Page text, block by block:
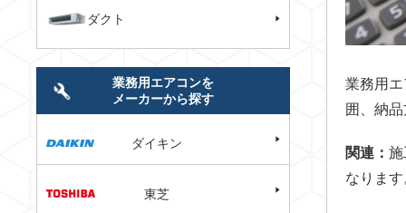
業務用
囲、納
関連： 施
なります
ダクト
業務用エアコンを
メーカーから探す
ダイキン
東芝